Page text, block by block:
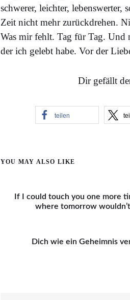
schwerer, leichter,
Zeit nicht mehr zurückdrehen.
Was mir fehlt. Tag für Tag. Und
der ich gelebt habe. Vor der
Dir gefällt
teilen
YOU MAY ALSO LIKE
If I could touch you one more
where tomorrow
Dich wie ein Geheimnis